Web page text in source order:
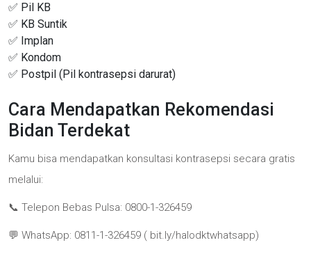
✅ Pil KB
✅ KB Suntik
✅ Implan
✅ Kondom
✅ Postpil (Pil kontrasepsi darurat)
Cara Mendapatkan Rekomendasi
Bidan Terdekat
Kamu bisa mendapatkan konsultasi kontrasepsi secara gratis
melalui:
📞 Telepon Bebas Pulsa: 0800-1-326459
💬 WhatsApp: 0811-1-326459 ( bit.ly/halodktwhatsapp)